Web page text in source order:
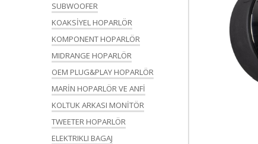
SUBWOOFER
KOAKSİYEL HOPARLÖR
KOMPONENT HOPARLÖR
MIDRANGE HOPARLÖR
OEM PLUG&PLAY HOPARLÖR
MARİN HOPARLÖR VE ANFİ
KOLTUK ARKASI MONİTÖR
TWEETER HOPARLÖR
ELEKTRIKLI BAGAJ